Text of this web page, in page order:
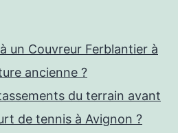
un Couvreur Ferblantier à
ancienne ?
du terrain avant
de tennis à Avignon ?